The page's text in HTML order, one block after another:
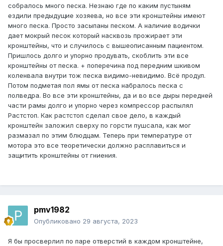
собралось много песка. Незнаю где по каким пустыням
ездили предыдущие хозяева, но все эти кронштейны имеют
много песка. Просто засыпаны песком. А наличие водички
дает мокрый песок который насквозь прожирает эти
кронштейны, что и случилось с вышеописанным пациентом.
Пришлось долго и упорно продувать, скоблить эти все
кронштейны от песка. + поперечина под передним шкивом
коленвала внутри тож песка видимо-невидимо. Всё продул.
Потом подметая пол ямы от песка набралось песка с
полведра. Во все эти кронштейны, да и во все дыры передней
части рамы долго и упорно через компрессор распылял
Растстоп. Как растстоп сделал свое дело, в каждый
кронштейн заложил сверху по горсти пушсала, как мог
размазал по этим блюдцам. Теперь при температуре от
мотора это все теоретически должно расплавиться и
защитить кронштейны от гниения.
pmv1982
Опубликовано 29 августа, 2023
Я бы просверлил по паре отверстий в каждом кронштейне,